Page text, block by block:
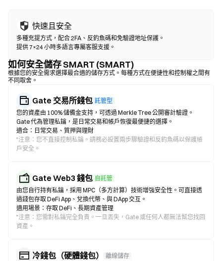
快速且安全
多種充提方式，配合 2FA、反釣魚碼和免驗證地址保護。
提供 7×24 小時多語言專屬客服支援。
如何安全儲存 SMART (SMART)
根據您的安全需求選擇最合適的儲存方式。每種方式在便捷性和控制權之間有
不同取舍。
Gate 交易所錢包 託管型
您的資產由 100% 儲備金支持，可透過 Merkle Tree 公開審計驗證。
Gate 代為管理私鑰，是日常交易和帳戶恢復最便捷的選擇。
適合：日常交易、質押與理財
*注意：您不直接控制私鑰。請務必設置兩步驟驗證和反釣魚碼以保護帳
戶安全。
Gate Web3 錢包 自託管
由您自行持有私鑰，採用 MPC（多方計算）技術增強安全性。可直接透
過錢包存取 DeFi App、兌換代幣、與 DApp 交互。
適用場景：存取 DeFi、長期資產管理
*注意：您需對私鑰完全負責。一旦丟失，Gate 或任何人都無法幫您找回
資產。
冷錢包（硬體錢包） 離線儲存